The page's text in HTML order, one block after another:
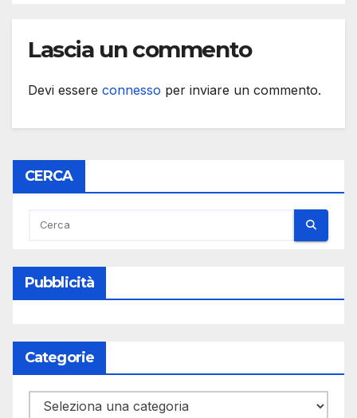
Lascia un commento
Devi essere connesso per inviare un commento.
CERCA
Pubblicità
Categorie
Categorie